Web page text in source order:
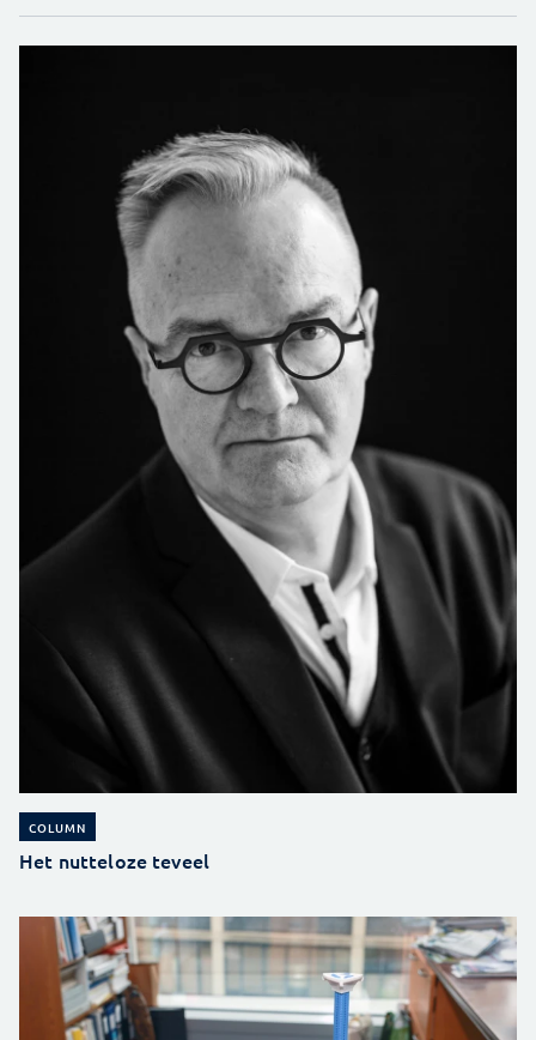
COLUMN
Het nutteloze teveel